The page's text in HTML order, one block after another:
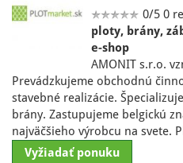
0/5 0
ploty, brány,
e-shop
AMONIT s.r.o.
Prevádzkujeme obchodnú
stavebné realizácie.
brány. Zastupujeme belgickú
najväčšieho výrobcu na svete.
Vyžiadať ponuku